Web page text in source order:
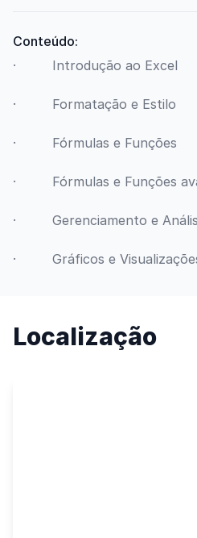
Conteúdo:
· Introdução ao Excel
· Formatação e Estilo
· Fórmulas e Funções
· Fórmulas e Funções
· Gerenciamento e
· Gráficos e
Localização